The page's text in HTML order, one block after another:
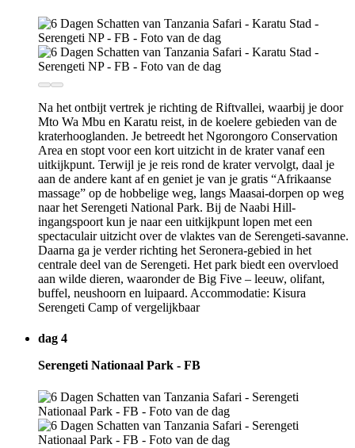
Na het ontbijt vertrek je richting de Riftvallei, waarbij je door
Mto Wa Mbu en Karatu reist, in de koelere gebieden van de
kraterhooglanden. Je betreedt het Ngorongoro Conservation
Area en stopt voor een kort uitzicht in de krater vanaf een
uitkijkpunt. Terwijl je je reis rond de krater vervolgt, daal je
aan de andere kant af en geniet je van je gratis “Afrikaanse
massage” op de hobbelige weg, langs Maasai-dorpen op weg
naar het Serengeti National Park. Bij de Naabi Hill-
ingangspoort kun je naar een uitkijkpunt lopen met een
spectaculair uitzicht over de vlaktes van de Serengeti-savanne.
Daarna ga je verder richting het Seronera-gebied in het
centrale deel van de Serengeti. Het park biedt een overvloed
aan wilde dieren, waaronder de Big Five – leeuw, olifant,
buffel, neushoorn en luipaard. Accommodatie: Kisura
Serengeti Camp of vergelijkbaar
dag 4
Serengeti Nationaal Park - FB